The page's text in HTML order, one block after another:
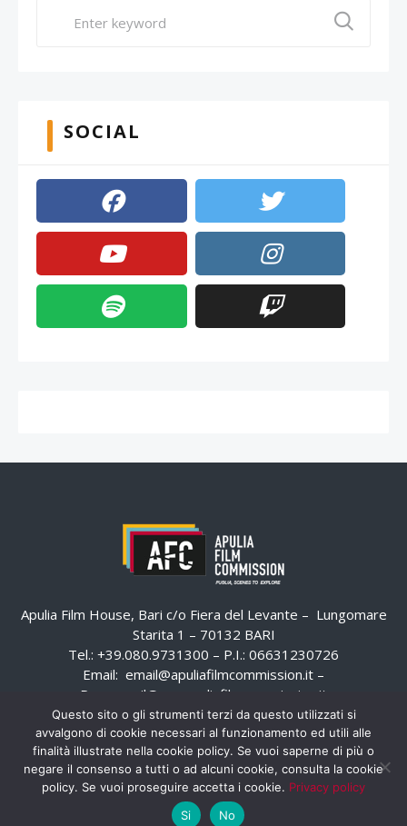
SOCIAL
Apulia Film House, Bari c/o Fiera del Levante – Lungomare
Starita 1 – 70132 BARI
Tel.: +39.080.9731300 – P.I.: 06631230726
Email: email@apuliafilmcommission.it –
Pec:
email@pec.apuliafilmcommission.it
Questo sito o gli strumenti terzi da questo utilizzati si
avvalgono di cookie necessari al funzionamento ed utili alle
finalità illustrate nella cookie policy. Se vuoi saperne di più o
negare il consenso a tutti o ad alcuni cookie, consulta la cookie
policy. Se vuoi proseguire accetta i cookie. Privacy policy
Si
No